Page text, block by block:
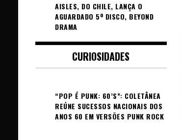
AISLES, DO CHILE, LANÇA O
AGUARDADO 5º DISCO, BEYOND
DRAMA
CURIOSIDADES
“POP É PUNK: 60’S”: COLETÂNEA
REÚNE SUCESSOS NACIONAIS DOS
ANOS 60 EM VERSÕES PUNK ROCK